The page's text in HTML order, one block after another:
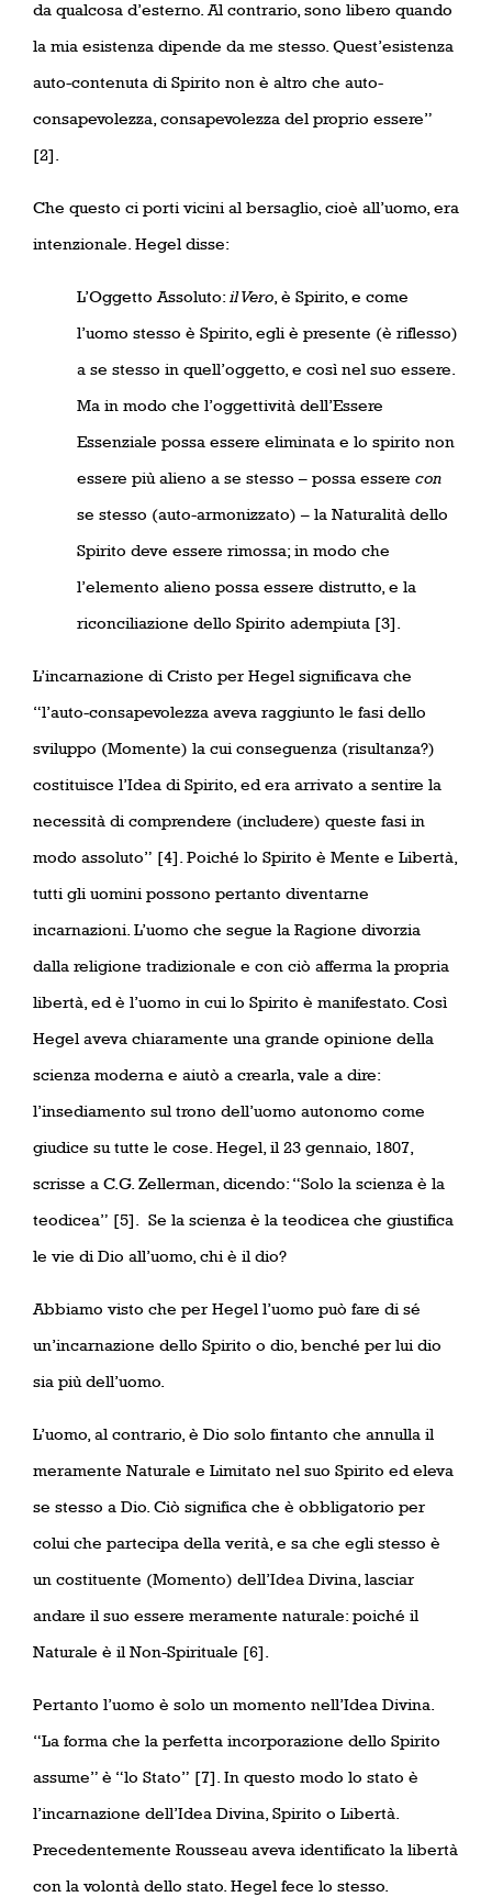
da qualcosa d’esterno. Al contrario, sono libero quando
la mia esistenza dipende da me stesso. Quest’esistenza
auto-contenuta di Spirito non è altro che auto-
consapevolezza, consapevolezza del proprio essere”
[2].
Che questo ci porti vicini al bersaglio, cioè all’uomo, era
intenzionale. Hegel disse:
L’Oggetto Assoluto: il Vero , è Spirito, e come
l’uomo stesso è Spirito, egli è presente (è riflesso)
a se stesso in quell’oggetto, e così nel suo essere.
Ma in modo che l’oggettività dell’Essere
Essenziale possa essere eliminata e lo spirito non
essere più alieno a se stesso – possa essere con
se stesso (auto-armonizzato) – la Naturalità dello
Spirito deve essere rimossa; in modo che
l’elemento alieno possa essere distrutto, e la
riconciliazione dello Spirito adempiuta [3].
L’incarnazione di Cristo per Hegel significava che
“l’auto-consapevolezza aveva raggiunto le fasi dello
sviluppo (Momente) la cui conseguenza (risultanza?)
costituisce l’Idea di Spirito, ed era arrivato a sentire la
necessità di comprendere (includere) queste fasi in
modo assoluto” [4]. Poiché lo Spirito è Mente e Libertà,
tutti gli uomini possono pertanto diventarne
incarnazioni. L’uomo che segue la Ragione divorzia
dalla religione tradizionale e con ciò afferma la propria
libertà, ed è l’uomo in cui lo Spirito è manifestato. Così
Hegel aveva chiaramente una grande opinione della
scienza moderna e aiutò a crearla, vale a dire:
l’insediamento sul trono dell’uomo autonomo come
giudice su tutte le cose. Hegel, il 23 gennaio, 1807,
scrisse a C.G. Zellerman, dicendo: “Solo la scienza è la
teodicea” [5]. Se la scienza è la teodicea che giustifica
le vie di Dio all’uomo, chi è il dio?
Abbiamo visto che per Hegel l’uomo può fare di sé
un’incarnazione dello Spirito o dio, benché per lui dio
sia più dell’uomo.
L’uomo, al contrario, è Dio solo fintanto che annulla il
meramente Naturale e Limitato nel suo Spirito ed eleva
se stesso a Dio. Ciò significa che è obbligatorio per
colui che partecipa della verità, e sa che egli stesso è
un costituente (Momento) dell’Idea Divina, lasciar
andare il suo essere meramente naturale: poiché il
Naturale è il Non-Spirituale [6].
Pertanto l’uomo è solo un momento nell’Idea Divina.
“La forma che la perfetta incorporazione dello Spirito
assume” è “lo Stato” [7]. In questo modo lo stato è
l’incarnazione dell’Idea Divina, Spirito o Libertà.
Precedentemente Rousseau aveva identificato la libertà
con la volontà dello stato. Hegel fece lo stesso.